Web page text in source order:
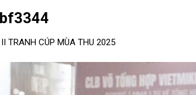
TRANH CÚP MÙA THU 2025